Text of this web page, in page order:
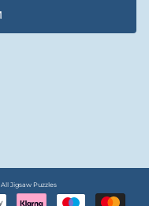
Jigsaw Puzzles